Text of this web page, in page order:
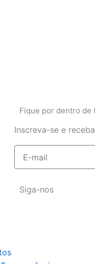
Fique por dentro de
Inscreva-se e
mail
Siga-nos